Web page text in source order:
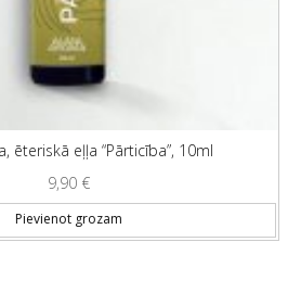
ēteriskā eļļa “Pārticība”, 10ml
9,90 €
Pievienot grozam